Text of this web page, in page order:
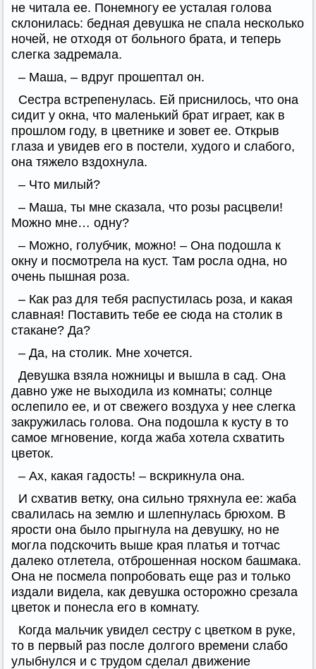
не читала ее. Понемногу ее усталая голова
склонилась: бедная девушка не спала несколько
ночей, не отходя от больного брата, и теперь
слегка задремала.
– Маша, – вдруг прошептал он.
Сестра встрепенулась. Ей приснилось, что она
сидит у окна, что маленький брат играет, как в
прошлом году, в цветнике и зовет ее. Открыв
глаза и увидев его в постели, худого и слабого,
она тяжело вздохнула.
– Что милый?
– Маша, ты мне сказала, что розы расцвели!
Можно мне… одну?
– Можно, голубчик, можно! – Она подошла к
окну и посмотрела на куст. Там росла одна, но
очень пышная роза.
– Как раз для тебя распустилась роза, и какая
славная! Поставить тебе ее сюда на столик в
стакане? Да?
– Да, на столик. Мне хочется.
Девушка взяла ножницы и вышла в сад. Она
давно уже не выходила из комнаты; солнце
ослепило ее, и от свежего воздуха у нее слегка
закружилась голова. Она подошла к кусту в то
самое мгновение, когда жаба хотела схватить
цветок.
– Ах, какая гадость! – вскрикнула она.
И схватив ветку, она сильно тряхнула ее: жаба
свалилась на землю и шлепнулась брюхом. В
ярости она было прыгнула на девушку, но не
могла подскочить выше края платья и тотчас
далеко отлетела, отброшенная носком башмака.
Она не посмела попробовать еще раз и только
издали видела, как девушка осторожно срезала
цветок и понесла его в комнату.
Когда мальчик увидел сестру с цветком в руке,
то в первый раз после долгого времени слабо
улыбнулся и с трудом сделал движение